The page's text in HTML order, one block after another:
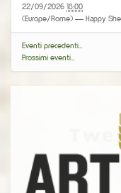
22/09/2026 18:00
(Europe/Rome) — Happy
Eventi precedenti…
Prossimi eventi…